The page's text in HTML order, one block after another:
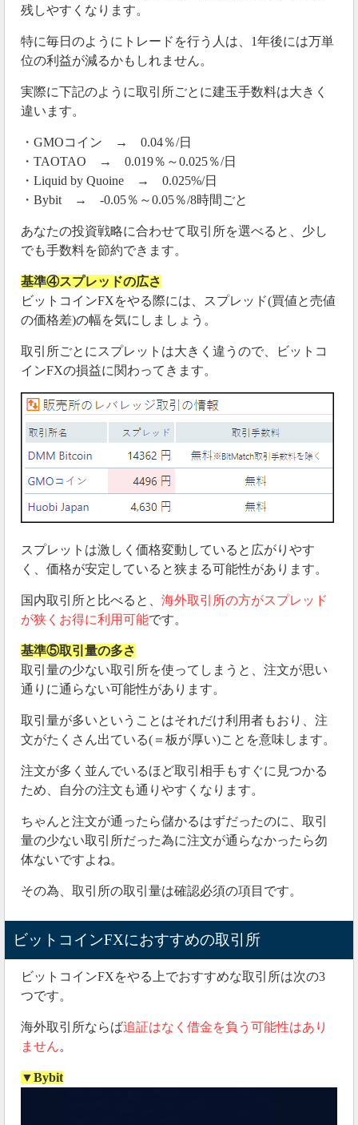
残しやすくなります。
特に毎日のようにトレードを行う人は、1年後には万単
位の利益が減るかもしれません。
実際に下記のように取引所ごとに建玉手数料は大きく
違います。
・GMOコイン → 0.04％/日
・TAOTAO → 0.019％～0.025％/日
・Liquid by Quoine → 0.025%/日
・Bybit → -0.05％～0.05％/8時間ごと
あなたの投資戦略に合わせて取引所を選べると、少し
でも手数料を節約できます。
基準④スプレッドの広さ
ビットコインFXをやる際には、スプレッド(買値と売値
の価格差)の幅を気にしましょう。
取引所ごとにスプレットは大きく違うので、ビットコ
インFXの損益に関わってきます。
スプレットは激しく価格変動していると広がりやす
く、価格が安定していると狭まる可能性があります。
国内取引所と比べると、 海外取引所の方がスプレッド
が狭くお得に利用可能です。
基準⑤取引量の多さ
取引量の少ない取引所を使ってしまうと、注文が思い
通りに通らない可能性があります。
取引量が多いということはそれだけ利用者もおり、注
文がたくさん出ている(＝板が厚い)ことを意味します。
注文が多く並んでいるほど取引相手もすぐに見つかる
ため、自分の注文も通りやすくなります。
ちゃんと注文が通ったら儲かるはずだったのに、取引
量の少ない取引所だった為に注文が通らなかったら勿
体ないですよね。
その為、取引所の取引量は確認必須の項目です。
ビットコインFXにおすすめの取引所
ビットコインFXをやる上でおすすめな取引所は次の3
つです。
海外取引所ならば追証はなく借金を負う可能性はあり
ません。
▼Bybit